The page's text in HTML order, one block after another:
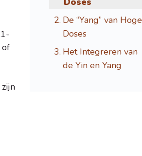
of
De “Yang” van Hoge
Doses
Het Integreren van
de Yin en Yang